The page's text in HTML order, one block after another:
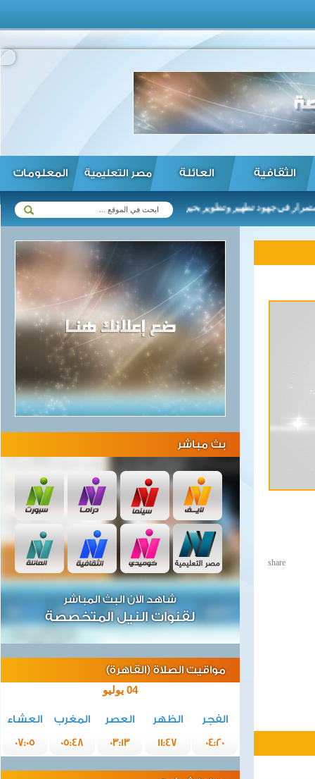
الثقافية العائلة مصر التعليمية المعلومات
الأهلي جهود تطهير وتطوير بحيرة المنزلة وجميع البحيرات ...
share
بث مباشر
شاهد الآن البث المباشر
لقنوات النيل المتخصصة
مواقيت الصلاة (القاهرة)
04 يوليو
الفجر الظهر العصر المغرب
العشاء
04:20
11:47
03:13
05:48
07:05